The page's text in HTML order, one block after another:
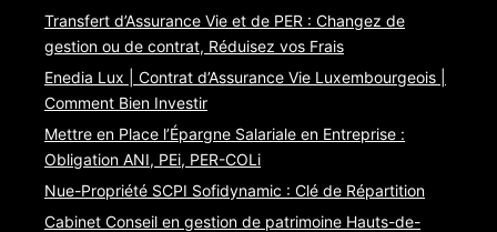
Transfert d’Assurance Vie et de PER : Changez de
gestion ou de contrat, Réduisez vos Frais
Enedia Lux | Contrat d’Assurance Vie Luxembourgeois |
Comment Bien Investir
Mettre en Place l’Épargne Salariale en Entreprise :
Obligation ANI, PEi, PER-COLi
Nue-Propriété SCPI Sofidynamic : Clé de Répartition
Cabinet Conseil en gestion de patrimoine Hauts-de-